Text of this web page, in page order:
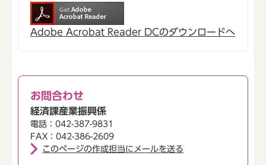
Adobe Acrobat Reader DCのダウンロードへ
お問合わせ
経済課産業振興係
電話：042-387-9831
FAX：042-386-2609
このページの作成担当にメールを送る